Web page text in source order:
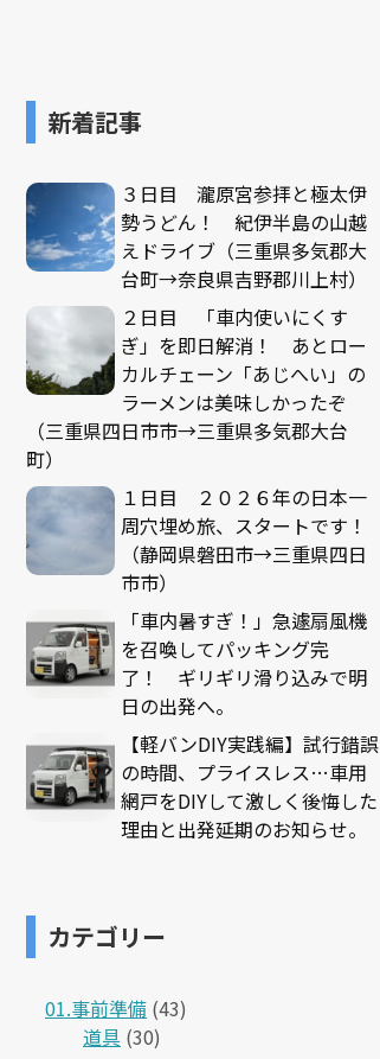
新着記事
３日目 瀧原宮参拝と極太伊
勢うどん！ 紀伊半島の山越
えドライブ（三重県多気郡大
台町→奈良県吉野郡川上村）
２日目 「車内使いにくす
ぎ」を即日解消！ あとロー
カルチェーン「あじへい」の
ラーメンは美味しかったぞ
（三重県四日市市→三重県多気郡大台
町）
１日目 ２０２６年の日本一
周穴埋め旅、スタートです！
（静岡県磐田市→三重県四日
市市）
「車内暑すぎ！」急遽扇風機
を召喚してパッキング完
了！ ギリギリ滑り込みで明
日の出発へ。
【軽バンDIY実践編】試行錯誤
の時間、プライスレス…車用
網戸をDIYして激しく後悔した
理由と出発延期のお知らせ。
カテゴリー
01.事前準備 (43)
道具 (30)